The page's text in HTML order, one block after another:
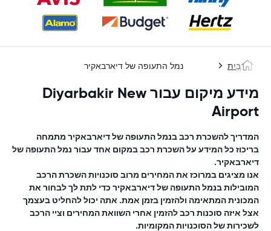
בַּיִת נמל התעופה של דיארבאקיר
מידע מיקום עבור Diyarbakir New
Airport
המדריך להשכרת רכב בנמל התעופה של דיארבאקיר מתמחה
בריכוז כל המידע על השכרת רכב במקום אחד עבור נמל התעופה של
דיארבאקיר.
אנו מציגים במרוכז את המחירים מרוב סוכנויות השכרת הרכב
המובילות בנמל התעופה של דיארבאקיר כדי לתת לך לבחור את
המכונית המתאימה ולהזמין בזמן אמת. אתה יכול להחליט בעצמך
אצל איזה סוכנות רכב להזמין אחרי השוואת המחירים וציי הרכב
לשכירות של הסוכנויות המקומיות.